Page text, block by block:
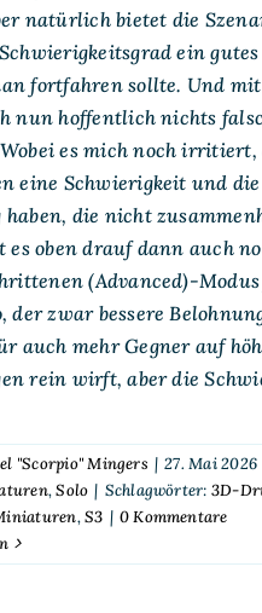
natürlich bietet die
ein
fortfahren sollte. Und
nun hoffentlich nichts
es mich noch irritiert,
eine Schwierigkeit und
die nicht
es oben drauf dann auch
(Advanced)-
der zwar bessere
auch mehr Gegner auf
rein wirft, aber die
"Scorpio" Mingers | 27. Mai 2026
,Solo | Schlagwörter: 3D-
,S3 | 0 Kommentare